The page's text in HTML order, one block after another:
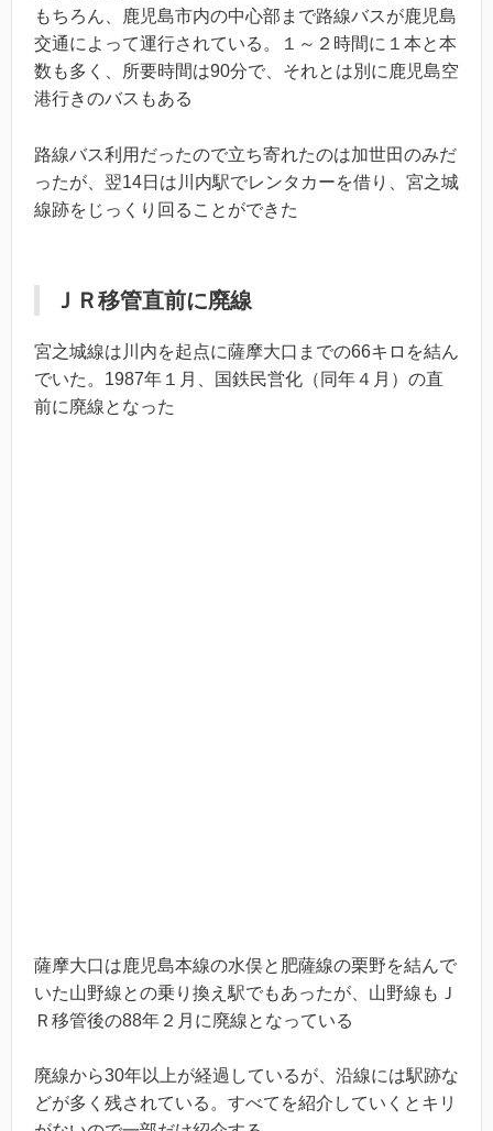
もちろん、鹿児島市内の中心部まで路線バスが鹿児島
交通によって運行されている。１～２時間に１本と本
数も多く、所要時間は90分で、それとは別に鹿児島空
港行きのバスもある
路線バス利用だったので立ち寄れたのは加世田のみだ
ったが、翌14日は川内駅でレンタカーを借り、宮之城
線跡をじっくり回ることができた
ＪＲ移管直前に廃線
宮之城線は川内を起点に薩摩大口までの66キロを結ん
でいた。1987年１月、国鉄民営化（同年４月）の直
前に廃線となった
薩摩大口は鹿児島本線の水俣と肥薩線の栗野を結んで
いた山野線との乗り換え駅でもあったが、山野線もＪ
Ｒ移管後の88年２月に廃線となっている
廃線から30年以上が経過しているが、沿線には駅跡な
どが多く残されている。すべてを紹介していくとキリ